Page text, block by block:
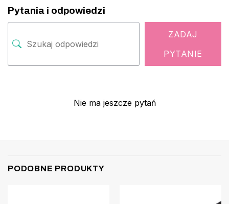
Pytania i odpowiedzi
ZADAJ
PYTANIE
Nie ma jeszcze pytań
PODOBNE PRODUKTY